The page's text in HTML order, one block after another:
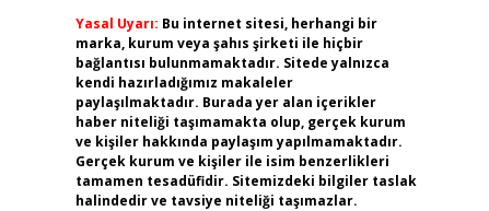
Yasal Uyarı: Bu internet sitesi, herhangi bir
marka, kurum veya şahıs şirketi ile hiçbir
bağlantısı bulunmamaktadır. Sitede yalnızca
kendi hazırladığımız makaleler
paylaşılmaktadır. Burada yer alan içerikler
haber niteliği taşımamakta olup, gerçek kurum
ve kişiler hakkında paylaşım yapılmamaktadır.
Gerçek kurum ve kişiler ile isim benzerlikleri
tamamen tesadüfidir. Sitemizdeki bilgiler taslak
halindedir ve tavsiye niteliği taşımazlar.